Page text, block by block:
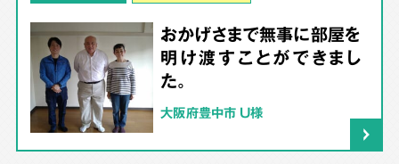
おかげさまで無事に部屋を
明け渡すことができまし
た。
大阪府豊中市 U様